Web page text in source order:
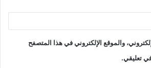
والموقع الإلكتروني في هذا المتصفح
تعليقي.